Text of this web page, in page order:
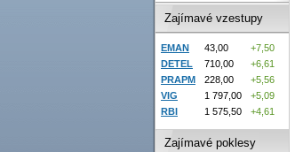
Zajímavé vzestupy
EMAN 43,00
+7,50
DETEL
710,00
+6,61
PRAPM
228,00
+5,56
VIG
1 797,00
+5,09
RBI
1 575,50 +4,61
Zajímavé poklesy